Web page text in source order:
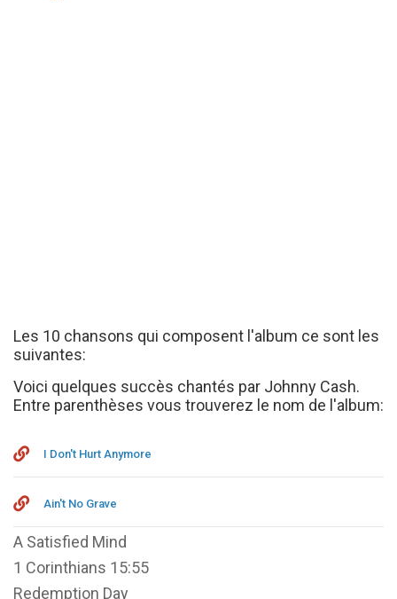
Les 10 chansons qui composent l'album ce sont les
suivantes:
Voici quelques succès chantés par Johnny Cash.
Entre parenthèses vous trouverez le nom de l'album:
I Don't Hurt Anymore
Ain't No Grave
A Satisfied Mind
1 Corinthians 15:55
Redemption Day